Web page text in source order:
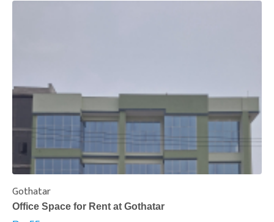
Gothatar
Office Space for Rent at Gothatar